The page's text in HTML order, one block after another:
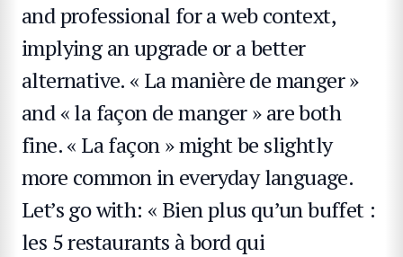
and professional for a web context,
implying an upgrade or a better
alternative. « La manière de manger »
and « la façon de manger » are both
fine. « La façon » might be slightly
more common in everyday language.
Let’s go with: « Bien plus qu’un buffet :
les 5 restaurants à bord qui